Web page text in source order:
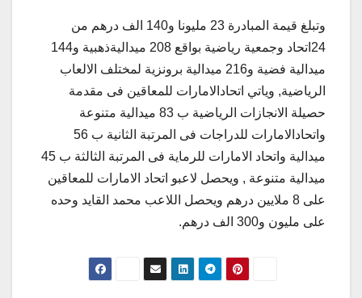
وتبلغ قيمة المبادرة 23 مليونا و140 الف درهم من
24اتحاد وجمعية رياضية بواقع 208 ميداليةذهبية و144
ميدالية فضية و216 ميدالية برونزية لمختلف الالعاب
الرياضية, وياتي اتحادالامارات للمعاقين فى مقدمة
حصيلة الانجازات الرياضية ب 83 ميدالية متنوعة
واتحادالامارات للدراجات فى المرتبة الثانية ب 56
ميدالية واتحاد الامارات للرماية فى المرتبة الثالثة ب 45
ميدالية متنوعة , ويحصل لاعبو اتحاد الامارات للمعاقين
على 8 ملايين درهم ويحصل اللاعب محمد القايد وحده
على مليون و300 الف درهم.